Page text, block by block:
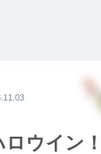
ロウイン